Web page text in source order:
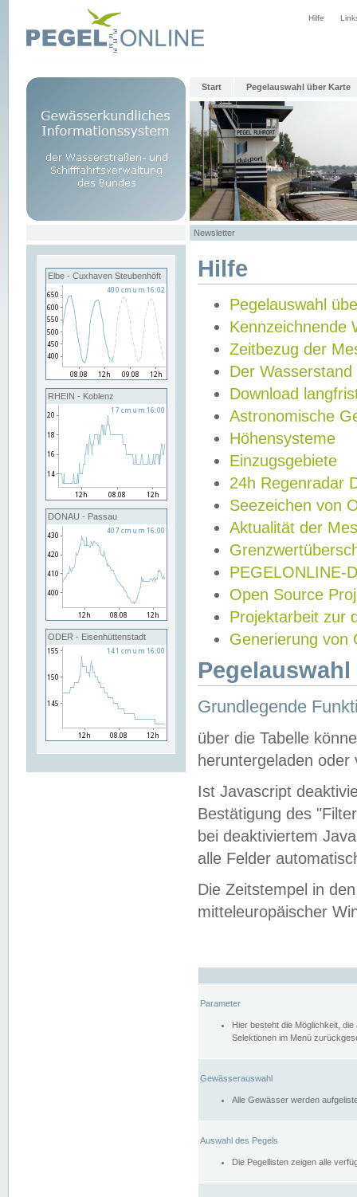
Hilfe
Start Pegelauswahl über Karte
Newsletter
Elbe - Cuxhaven Steubenhöft
RHEIN - Koblenz
DONAU - Passau
ODER - Eisenhüttenstadt
Hilfe
Pegelauswahl
Kennzeichnende
Zeitbezug der
Der Wasserstand
Download
Astronomische
Höhensysteme
Einzugsgebiete
24h Regenradar
Seezeichen von
Aktualität der
PEGELONLINE-
Open Source
Projektarbeit zur
Generierung von
Grundlegende
über die Tabelle
heruntergeladen oder
Ist Javascript
Bestätigung des
bei deaktiviertem
alle Felder
Die Zeitstempel in
mitteleuropäischer
Parameter
Hier besteht die Möglichkeit,
Selektionen im Menü
Gewässerauswahl
Alle Gewässer werden
Auswahl des Pegels
Die Pegellisten zeigen alle